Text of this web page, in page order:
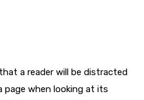
a reader will be distracted
when looking at its